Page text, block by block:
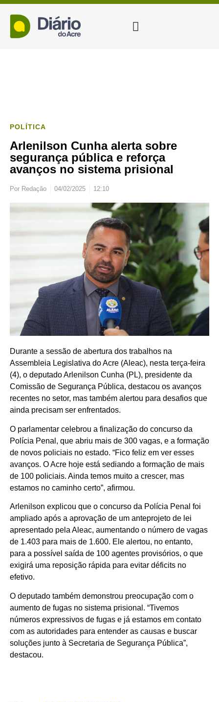
POLÍTICA
Arlenilson Cunha alerta sobre
segurança pública e reforça
avanços no sistema prisional
Por Redação 04/02/2025 12:10
Durante a sessão de abertura dos trabalhos na
Assembleia Legislativa do Acre (Aleac), nesta terça-feira
(4), o deputado Arlenilson Cunha (PL), presidente da
Comissão de Segurança Pública, destacou os avanços
recentes no setor, mas também alertou para desafios que
ainda precisam ser enfrentados.
O parlamentar celebrou a finalização do concurso da
Polícia Penal, que abriu mais de 300 vagas, e a formação
de novos policiais no estado. “Fico feliz em ver esses
avanços. O Acre hoje está sediando a formação de mais
de 100 policiais. Ainda temos muito a crescer, mas
estamos no caminho certo”, afirmou.
Arlenilson explicou que o concurso da Polícia Penal foi
ampliado após a aprovação de um anteprojeto de lei
apresentado pela Aleac, aumentando o número de vagas
de 1.403 para mais de 1.600. Ele alertou, no entanto,
para a possível saída de 100 agentes provisórios, o que
exigirá uma reposição rápida para evitar déficits no
efetivo.
O deputado também demonstrou preocupação com o
aumento de fugas no sistema prisional. “Tivemos
números expressivos de fugas e já estamos em contato
com as autoridades para entender as causas e buscar
soluções junto à Secretaria de Segurança Pública”,
destacou.